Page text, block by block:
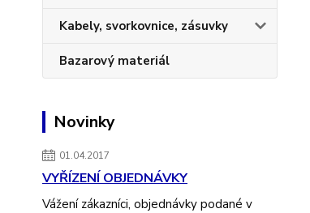
Kabely, svorkovnice, zásuvky
Bazarový materiál
Novinky
01.04.2017
VYŘÍZENÍ OBJEDNÁVKY
Vážení zákazníci, objednávky podané v